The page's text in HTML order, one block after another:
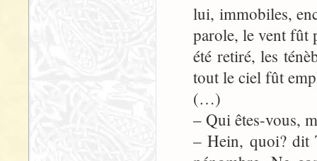
lui, immobiles,
parole, le vent fût
été retiré, les
tout le ciel fût
(…)
– Qui êtes-vous,
– Hein, quoi? dit